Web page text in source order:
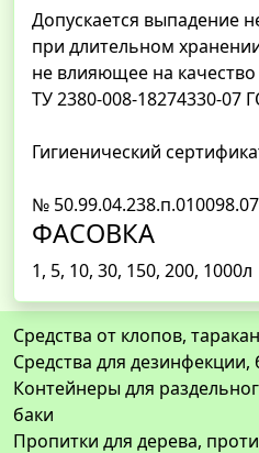
Допускается выпадение
при длительном
не влияющее на качество
ТУ 2380-008-18274330-07
Гигиенический
№
ФАСОВКА
1, 5, 10, 30, 150, 200, 1000л
Средства от клопов,
Средства для дезинфекции,
Контейнеры для
баки
Пропитки для дерева,